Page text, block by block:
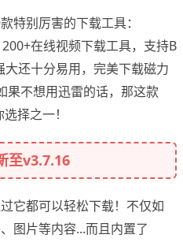
特别厉害的下载工具：
在线视频下载工具，支持B
还十分易用，完美下载磁力
不想用迅雷的话，那这款
择之一！
至v3.7.16
它都可以轻松下载！不仅如
图片等内容...而且内置了